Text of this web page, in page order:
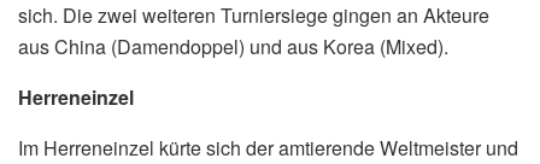
sich. Die zwei weiteren Turniersiege gingen an Akteure
aus China (Damendoppel) und aus Korea (Mixed).
Herreneinzel
Im Herreneinzel kürte sich der amtierende Weltmeister und